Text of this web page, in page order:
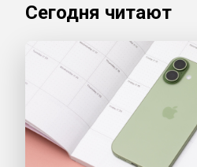
Сегодня читают